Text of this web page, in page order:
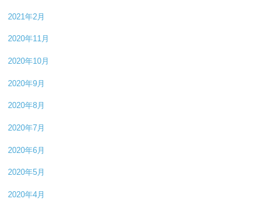
2021年2月
2020年11月
2020年10月
2020年9月
2020年8月
2020年7月
2020年6月
2020年5月
2020年4月